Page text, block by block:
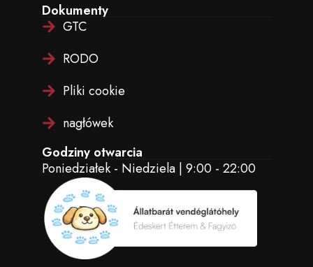
Dokumenty
GTC
RODO
Pliki cookie
nagłówek
Godziny otwarcia
Poniedziałek - Niedziela | 9:00 - 22:00